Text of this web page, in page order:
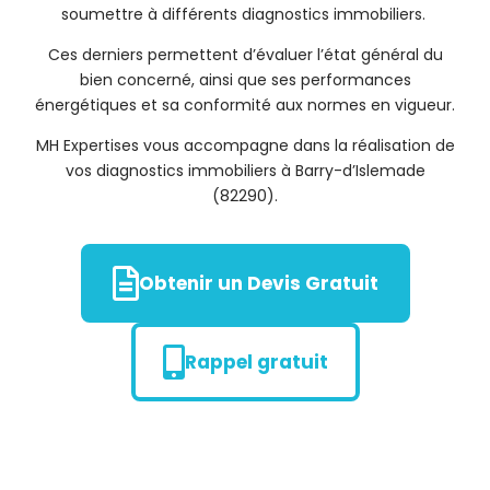
soumettre à différents diagnostics immobiliers.
Ces derniers permettent d’évaluer l’état général du
bien concerné, ainsi que ses performances
énergétiques et sa conformité aux normes en vigueur.
MH Expertises vous accompagne dans la réalisation de
vos diagnostics immobiliers à Barry-d’Islemade
(82290).
Obtenir un Devis Gratuit
Rappel gratuit